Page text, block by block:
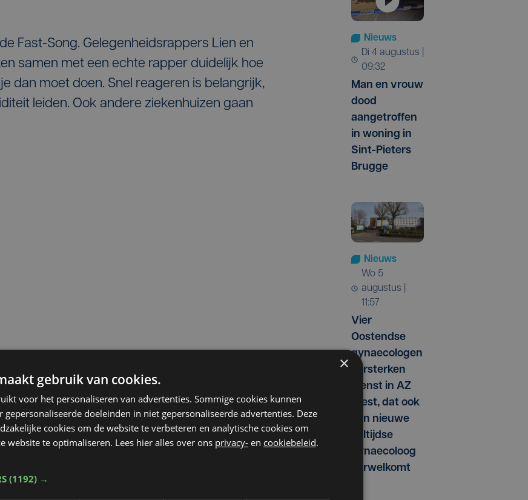
Fast-Song. Gelegenheidsrappers Lien en
samen met een echte rapper duidelijk hoe
dan moet doen. Snel reageren is belangrijk,
leiden. Ook andere ziekenhuizen gaan
Nieuws
di 4 augustus |
09:32
Man en vrouw
dood
aangetroffen
in woning in
Sint-Pieters
Brugge
Nieuws
wo 5
augustus |
11:57
Vier
Oostendse
gynaecologen
versterken
dienst in AZ
West, dat ook
een nieuwe
voltijdse
gynaecoloog
verwelkomt
×
gebruik van cookies.
voor het personaliseren van advertenties. Sommige cookies kunnen
doeleinden in niet gepersonaliseerde advertenties. Deze
cookies om de website te verbeteren en analytische cookies om
website te optimaliseren. Lees hier alles over ons privacy- en cookiebeleid.
(1192) →